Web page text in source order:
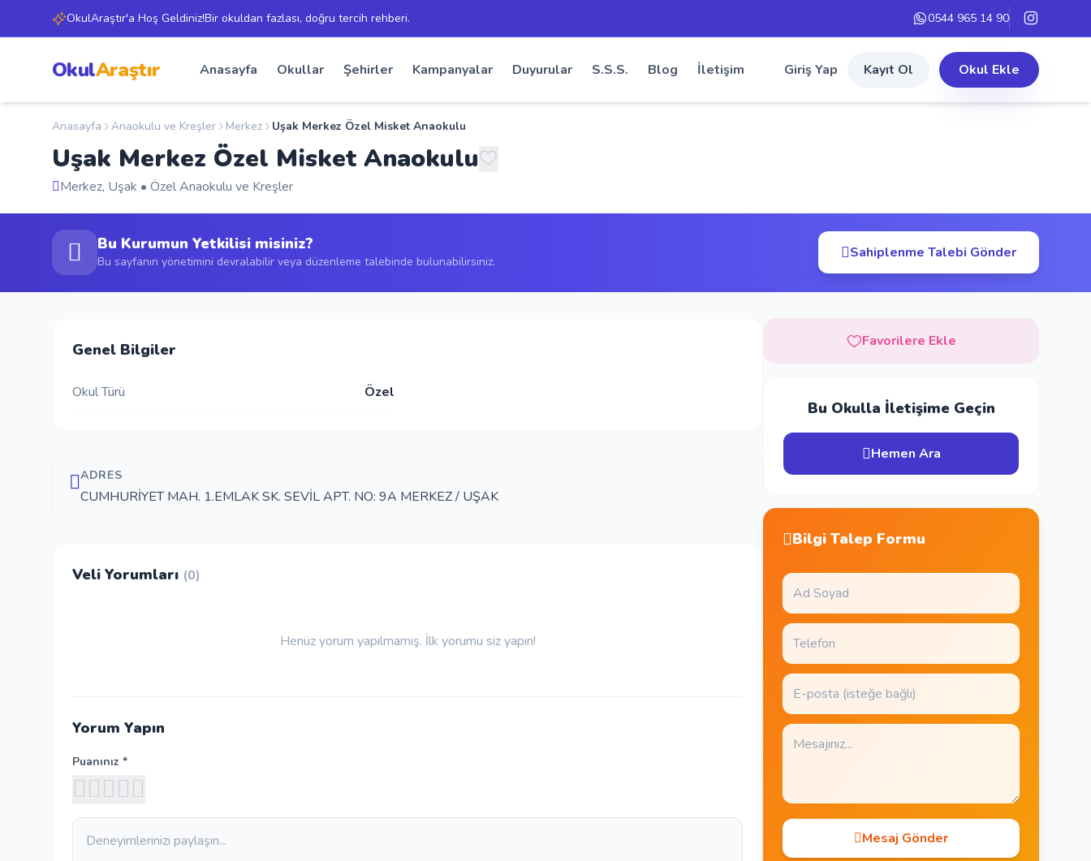
OkulAraştır'a Hoş Geldiniz!Bir okuldan fazlası, doğru tercih rehberi. 0544 965 14 90
OkulAraştır Anasayfa Okullar Şehirler Kampanyalar Duyurular S.S.S. Blog İletişim Giriş Yap Kayıt Ol Okul Ekle
Anasayfa Anaokulu ve Kreşler Merkez Uşak Merkez Özel Misket Anaokulu
Uşak Merkez Özel Misket Anaokulu
Merkez, Uşak • Özel Anaokulu ve Kreşler
Bu Kurumun Yetkilisi misiniz?
Bu sayfanın yönetimini devralabilir veya düzenleme talebinde bulunabilirsiniz.
Sahiplenme Talebi Gönder
Genel Bilgiler
Okul Türü Özel
ADRES
CUMHURİYET MAH. 1.EMLAK SK. SEVİL APT. NO: 9A MERKEZ / UŞAK
Veli Yorumları (0)
Henüz yorum yapılmamış. İlk yorumu siz yapın!
Yorum Yapın
Puanınız *
Favorilere Ekle
Bu Okulla İletişime Geçin
Hemen Ara
Bilgi Talep Formu
Mesaj Gönder